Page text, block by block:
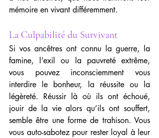
mémoire en vivant différemment.
La Culpabilité du Survivant
Si vos ancêtres ont connu la guerre, la
famine, l’exil ou la pauvreté extrême,
vous pouvez inconsciemment vous
interdire le bonheur, la réussite ou la
légèreté. Réussir là où ils ont échoué,
jouir de la vie alors qu’ils ont souffert,
semble être une forme de trahison. Vous
vous auto-sabotez pour rester loyal à leur